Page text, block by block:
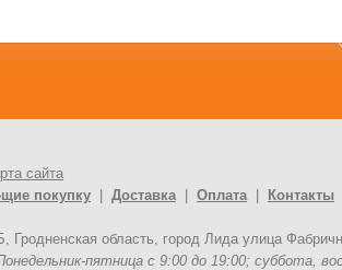
сайта
покупку
Доставка| Оплата| Контакты
Гродненская область, город Лида улица
пятница с 9:00 до 19:00; суббота,